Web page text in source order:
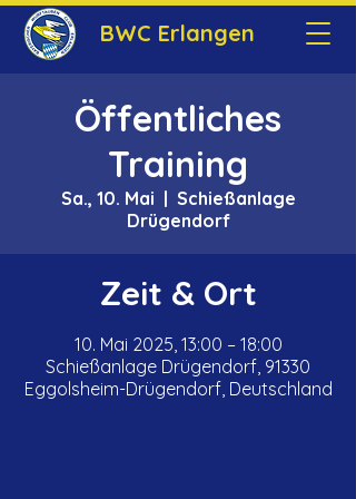
BWC Erlangen
Öffentliches
Training
Sa., 10. Mai
  |
Schießanlage
Drügendorf
Zeit & Ort
10. Mai 2025, 13:00 – 18:00
Schießanlage Drügendorf, 91330
Eggolsheim-Drügendorf, Deutschland